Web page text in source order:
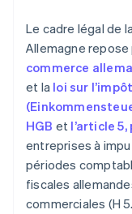
Le cadre légal de
Allemagne
commerce
et la loi sur
HGB et l’article
entreprises à
périodes
fiscales
commerciales (H